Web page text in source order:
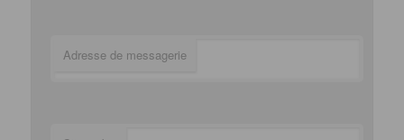
Adresse de messagerie